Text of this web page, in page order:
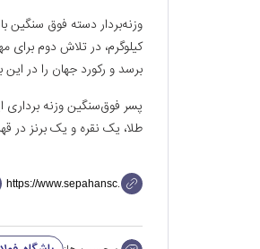
برسد و رکورد جهان را در
طلا، یک نقره و یک برنز در